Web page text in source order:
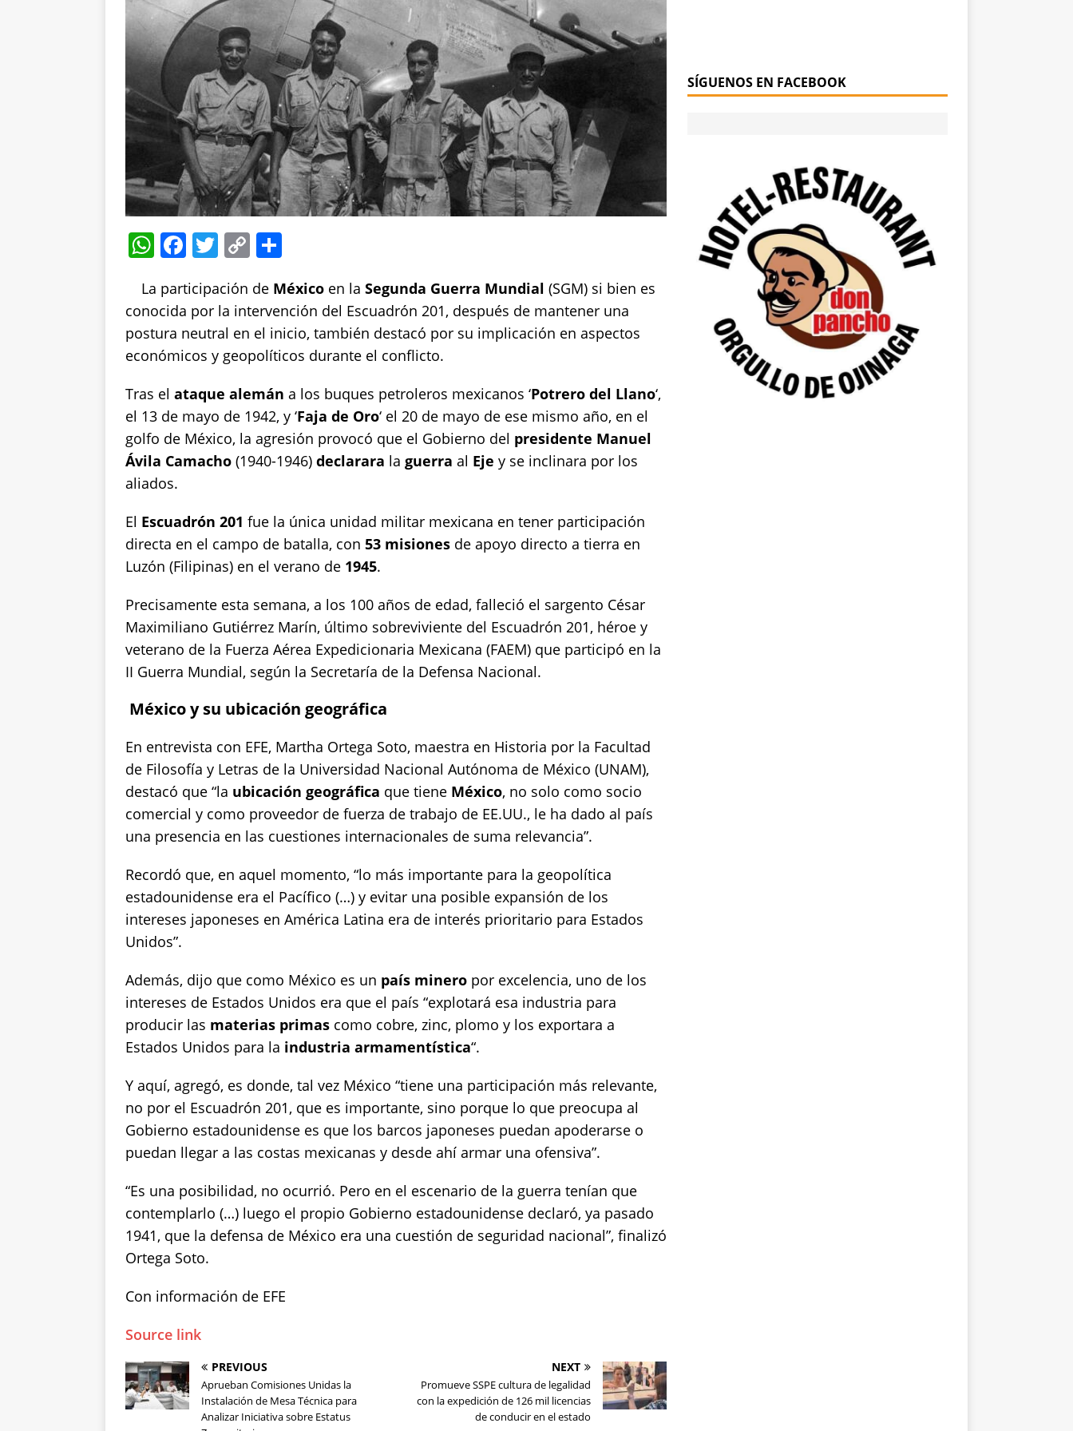
W
at
s
A
p
p
F
c
e
b
o
o
k
T
it
te
r
C
p
y
Li
n
k
a
re
La participación de México en la Segunda Guerra Mundial (SGM) si bien es
conocida por la intervención del Escuadrón 201, después de mantener una
postura neutral en el inicio, también destacó por su implicación en aspectos
económicos y geopolíticos durante el conflicto.
Tras el ataque alemán a los buques petroleros mexicanos ‘Potrero del Llano‘,
el 13 de mayo de 1942, y ‘Faja de Oro‘ el 20 de mayo de ese mismo año, en el
golfo de México, la agresión provocó que el Gobierno del presidente Manuel
Ávila Camacho (1940-1946) declarara la guerra al Eje y se inclinara por los
aliados.
El Escuadrón 201 fue la única unidad militar mexicana en tener participación
directa en el campo de batalla, con 53 misiones de apoyo directo a tierra en
Luzón (Filipinas) en el verano de 1945.
Precisamente esta semana, a los 100 años de edad, falleció el sargento César
Maximiliano Gutiérrez Marín, último sobreviviente del Escuadrón 201, héroe y
veterano de la Fuerza Aérea Expedicionaria Mexicana (FAEM) que participó en la
II Guerra Mundial, según la Secretaría de la Defensa Nacional.
México y su ubicación geográfica
En entrevista con EFE, Martha Ortega Soto, maestra en Historia por la Facultad
de Filosofía y Letras de la Universidad Nacional Autónoma de México (UNAM),
destacó que “la ubicación geográfica que tiene México, no solo como socio
comercial y como proveedor de fuerza de trabajo de EE.UU., le ha dado al país
una presencia en las cuestiones internacionales de suma relevancia”.
Recordó que, en aquel momento, “lo más importante para la geopolítica
estadounidense era el Pacífico (…) y evitar una posible expansión de los
intereses japoneses en América Latina era de interés prioritario para Estados
Unidos”.
Además, dijo que como México es un país minero por excelencia, uno de los
intereses de Estados Unidos era que el país “explotará esa industria para
producir las materias primas como cobre, zinc, plomo y los exportara a
Estados Unidos para la industria armamentística“.
Y aquí, agregó, es donde, tal vez México “tiene una participación más relevante,
no por el Escuadrón 201, que es importante, sino porque lo que preocupa al
Gobierno estadounidense es que los barcos japoneses puedan apoderarse o
puedan llegar a las costas mexicanas y desde ahí armar una ofensiva”.
“Es una posibilidad, no ocurrió. Pero en el escenario de la guerra tenían que
contemplarlo (…) luego el propio Gobierno estadounidense declaró, ya pasado
1941, que la defensa de México era una cuestión de seguridad nacional”, finalizó
Ortega Soto.
Con información de EFE
Source link
PREVIOUS
Aprueban Comisiones Unidas la
Instalación de Mesa Técnica para
Analizar Iniciativa sobre Estatus
NEXT
Promueve SSPE cultura de legalidad
con la expedición de 126 mil licencias
de conducir en el estado
SÍGUENOS EN FACEBOOK